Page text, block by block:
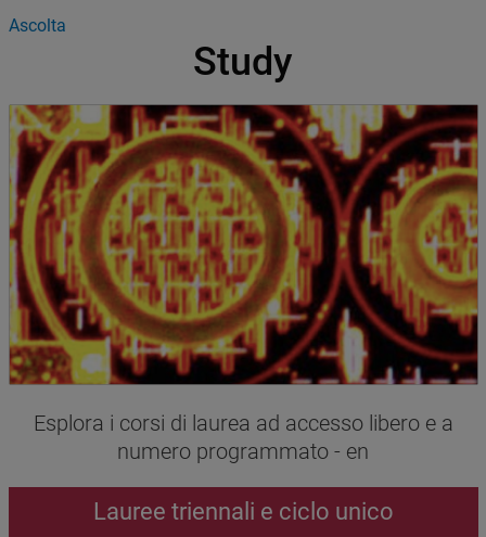
Ascolta
Study
Immagine
Image
Testo
Esplora i corsi di laurea ad accesso libero e a
numero programmato - en
Call to actionLauree triennali e ciclo unico